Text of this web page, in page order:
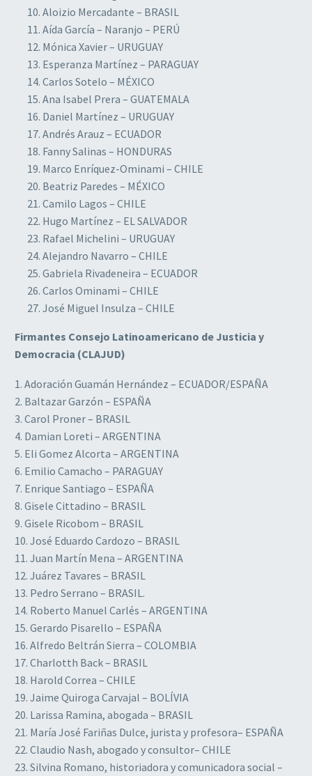
Aloizio Mercadante – BRASIL
Aída García – Naranjo – PERÚ
Mónica Xavier – URUGUAY
Esperanza Martínez – PARAGUAY
Carlos Sotelo – MÉXICO
Ana Isabel Prera – GUATEMALA
Daniel Martínez – URUGUAY
Andrés Arauz – ECUADOR
Fanny Salinas – HONDURAS
Marco Enríquez-Ominami – CHILE
Beatriz Paredes – MÉXICO
Camilo Lagos – CHILE
Hugo Martínez – EL SALVADOR
Rafael Michelini – URUGUAY
Alejandro Navarro – CHILE
Gabriela Rivadeneira – ECUADOR
Carlos Ominami – CHILE
José Miguel Insulza – CHILE
Firmantes Consejo Latinoamericano de Justicia y
Democracia (CLAJUD)
1. Adoración Guamán Hernández – ECUADOR/ESPAÑA
2. Baltazar Garzón – ESPAÑA
3. Carol Proner – BRASIL
4. Damian Loreti – ARGENTINA
5. Eli Gomez Alcorta – ARGENTINA
6. Emilio Camacho – PARAGUAY
7. Enrique Santiago – ESPAÑA
8. Gisele Cittadino – BRASIL
9. Gisele Ricobom – BRASIL
10. José Eduardo Cardozo – BRASIL
11. Juan Martín Mena – ARGENTINA
12. Juárez Tavares – BRASIL
13. Pedro Serrano – BRASIL.
14. Roberto Manuel Carlés – ARGENTINA
15. Gerardo Pisarello – ESPAÑA
16. Alfredo Beltrán Sierra – COLOMBIA
17. Charlotth Back – BRASIL
18. Harold Correa – CHILE
19. Jaime Quiroga Carvajal – BOLÍVIA
20. Larissa Ramina, abogada – BRASIL
21. María José Fariñas Dulce, jurista y profesora– ESPAÑA
22. Claudio Nash, abogado y consultor– CHILE
23. Silvina Romano, historiadora y comunicadora social –